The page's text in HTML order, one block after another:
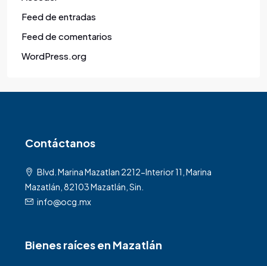
Feed de entradas
Feed de comentarios
WordPress.org
Contáctanos
Blvd. Marina Mazatlan 2212-Interior 11, Marina
Mazatlán, 82103 Mazatlán, Sin.
info@ocg.mx
Bienes raíces en Mazatlán